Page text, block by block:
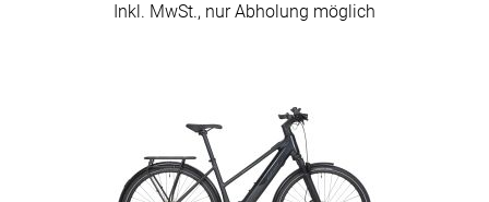
Inkl. MwSt., nur Abholung möglich